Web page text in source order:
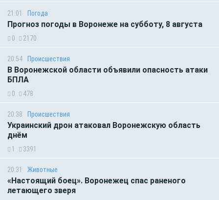
21:01 Погода
Прогноз погоды в Воронеже на субботу, 8 августа
0 2170
20:54 Происшествия
В Воронежской области объявили опасность атаки
БПЛА
0 478
20:38 Происшествия
Украинский дрон атаковал Воронежскую область
днём
1 3391
20:31 Животные
«Настоящий боец». Воронежец спас раненого
летающего зверя